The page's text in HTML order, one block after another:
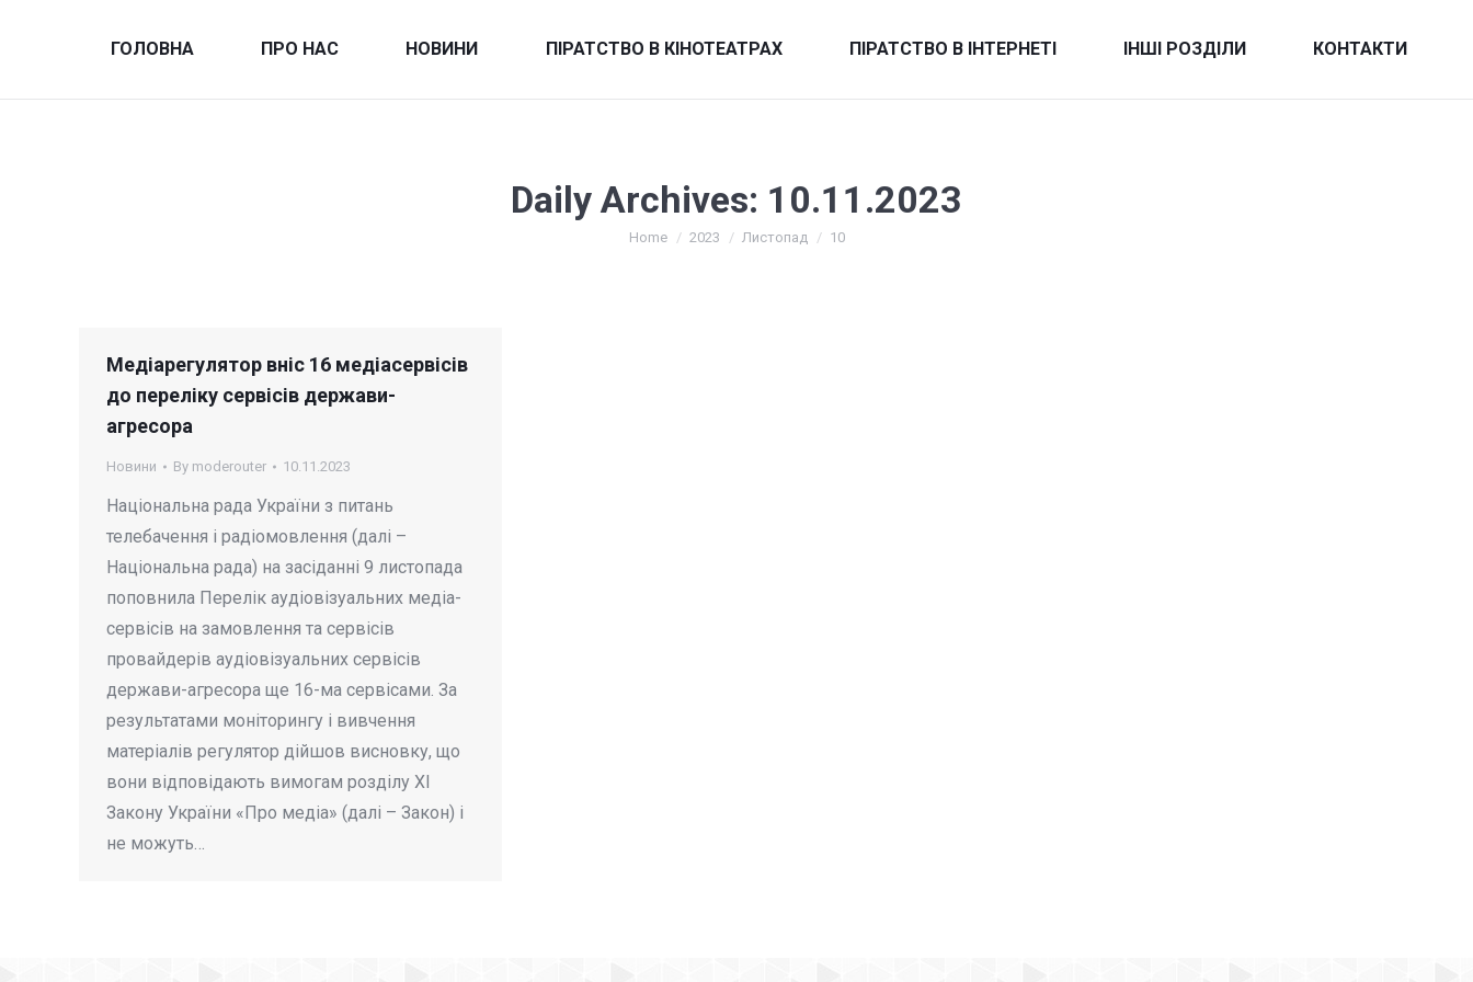
ГОЛОВНА ПРО НАС НОВИНИ ПІРАТСТВО В КІНОТЕАТРАХ ПІРАТСТВО В ІНТЕРНЕТІ ІНШІ РОЗДІЛИ КОНТАКТИ
Daily Archives: 10.11.2023
You are here:
Home 2023 Листопад 10
Медіарегулятор вніс 16 медіасервісів
до переліку сервісів держави-
агресора
Новини By moderouter 10.11.2023
Національна рада України з питань
телебачення і радіомовлення (далі –
Національна рада) на засіданні 9 листопада
поповнила Перелік аудіовізуальних медіа-
сервісів на замовлення та сервісів
провайдерів аудіовізуальних сервісів
держави-агресора ще 16-ма сервісами. За
результатами моніторингу і вивчення
матеріалів регулятор дійшов висновку, що
вони відповідають вимогам розділу ХІ
Закону України «Про медіа» (далі – Закон) і
не можуть…